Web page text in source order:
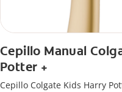
Cepillo Manual
Potter +
Cepillo Colgate Kids Harry